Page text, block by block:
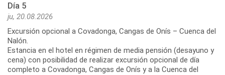
Día 5
ju, 20.08.2026
Excursión opcional a Covadonga, Cangas de Onís – Cuenca del
Nalón.
Estancia en el hotel en régimen de media pensión (desayuno y
cena) con posibilidad de realizar excursión opcional de día
completo a Covadonga, Cangas de Onís y a la Cuenca del